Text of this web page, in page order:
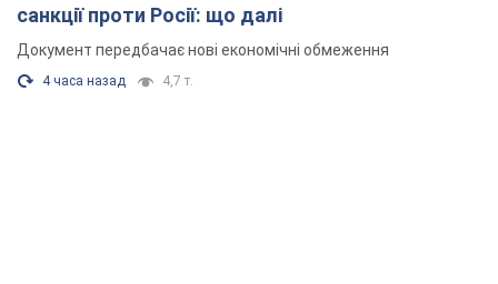
санкції проти Росії: що далі
Документ передбачає нові економічні обмеження
4 часа назад 4,7 т.